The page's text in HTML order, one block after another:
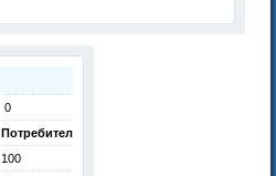
0
Потребител
100